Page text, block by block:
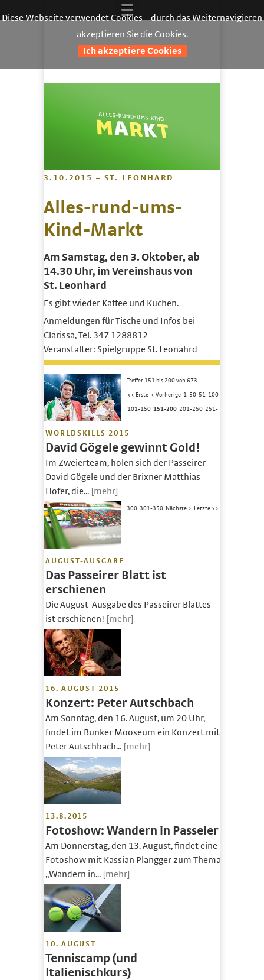
3.10.2015 – ST. LEONHARD
Alles-rund-ums-
Kind-Markt
Am Samstag, den 3. Oktober, ab
14.30 Uhr, im Vereinshaus von
St. Leonhard
Es gibt wieder Kaffee und Kuchen.
Anmeldungen für Tische und Infos bei
Clarissa, Tel. 347 1288812
Veranstalter: Spielgruppe St. Leonahrd
WORLDSKILLS 2015
David Gögele gewinnt Gold!
Im Zweierteam, holen sich der Passeirer
David Gögele und der Brixner Matthias
Hofer, die... [mehr]
AUGUST-AUSGABE
Das Passeirer Blatt ist
erschienen
Die August-Ausgabe des Passeirer Blattes
ist erschienen! [mehr]
16. AUGUST 2015
Konzert: Peter Autschbach
Am Sonntag, den 16. August, um 20 Uhr,
findet im Bunker Mooseum ein Konzert mit
Peter Autschbach... [mehr]
13.8.2015
Fotoshow: Wandern in Passeier
Am Donnerstag, den 13. August, findet eine
Fotoshow mit Kassian Plangger zum Thema
„Wandern in... [mehr]
10. AUGUST
Tenniscamp (und
Italienischkurs)
Treffer 151 bis 200 von 673
<< Erste < Vorherige 1-50 51-100
101-150 151-200 201-250 251-
300 301-350 Nächste > Letzte >>
Diese Webseite verwendet Cookies – durch das Weiternavigieren
akzeptieren Sie die Cookies.
Ich akzeptiere Cookies